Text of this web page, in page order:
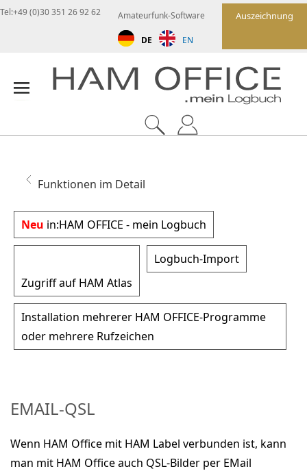
Auszeichnung
Amateurfunk-Software
DE EN
Tel:+49 (0)30 351 26 92 62
Funktionen im Detail
Neu in:HAM OFFICE - mein Logbuch
Zugriff auf HAM Atlas
Logbuch-Import
Installation mehrerer HAM OFFICE-Programme
oder mehrere Rufzeichen
EMAIL-QSL
Wenn HAM Office mit HAM Label verbunden ist, kann
man mit HAM Office auch QSL-Bilder per EMail